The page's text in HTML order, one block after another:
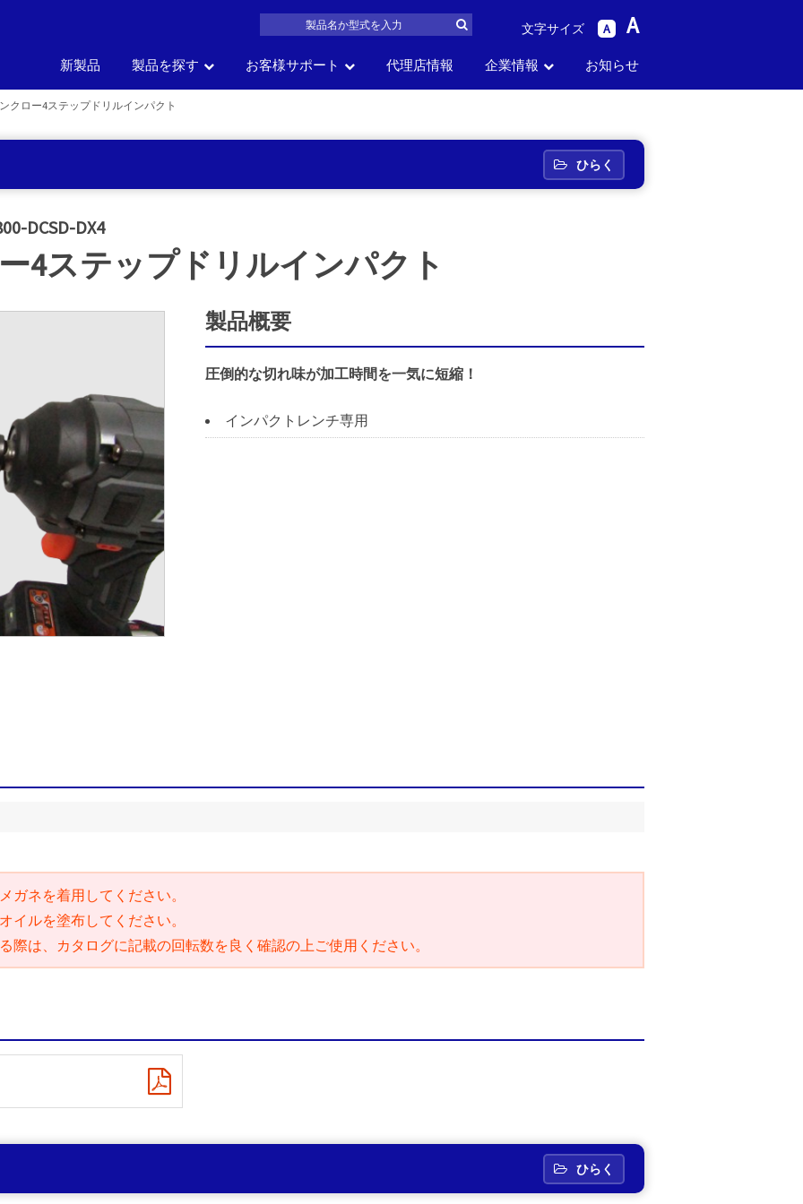
文字サイズ A A
新製品 製品を探す
製品名 車の部位 車のサイズ 一覧から
パーツリスト
生産中止品番
から探す
お客様サポート
お問い合わせ
代理店情報 企業情報
採用情報
お知らせ
クロー4ステップドリルインパクト
ひらく
DCSD-DX4
4ステップドリルインパクト
製品概要
圧倒的な切れ味が加工時間を一気に短縮！
インパクトレンチ専用
ガネを着用してください。
イルを塗布してください。
際は、カタログに記載の回転数を良く確認の上ご使用ください。
ひらく